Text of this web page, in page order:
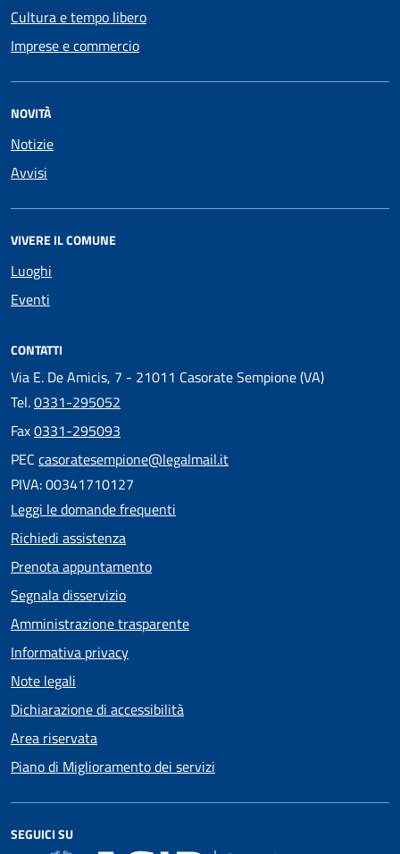
Cultura e tempo libero
Imprese e commercio
NOVITÀ
Notizie
Avvisi
VIVERE IL COMUNE
Luoghi
Eventi
CONTATTI
Via E. De Amicis, 7 - 21011 Casorate Sempione (VA)
Tel.0331-295052
Fax0331-295093
PEC casoratesempione@legalmail.it
PIVA: 00341710127
Leggi le domande frequenti
Richiedi assistenza
Prenota appuntamento
Segnala disservizio
Amministrazione trasparente
Informativa privacy
Note legali
Dichiarazione di accessibilità
Area riservata
Piano di Miglioramento dei servizi
SEGUICI SU